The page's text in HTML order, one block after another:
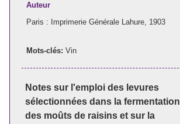
Auteur
Paris : Imprimerie Générale Lahure, 1903
Mots-clés: Vin
Notes sur l'emploi des levures
sélectionnées dans la fermentation
des moûts de raisins et sur la